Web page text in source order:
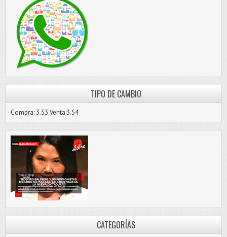
TIPO DE CAMBIO
Compra: 3.53 Venta:3.54
CATEGORÍAS